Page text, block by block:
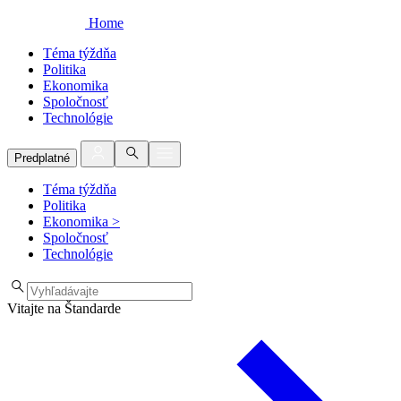
Home
Téma týždňa
Politika
Ekonomika
Spoločnosť
Technológie
Predplatné
Téma týždňa
Politika
Ekonomika >
Spoločnosť
Technológie
Vitajte na Štandarde